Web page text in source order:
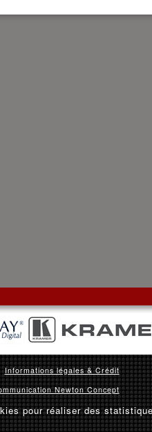
Informations légales & Crédit
Newton Concept
pour réaliser des